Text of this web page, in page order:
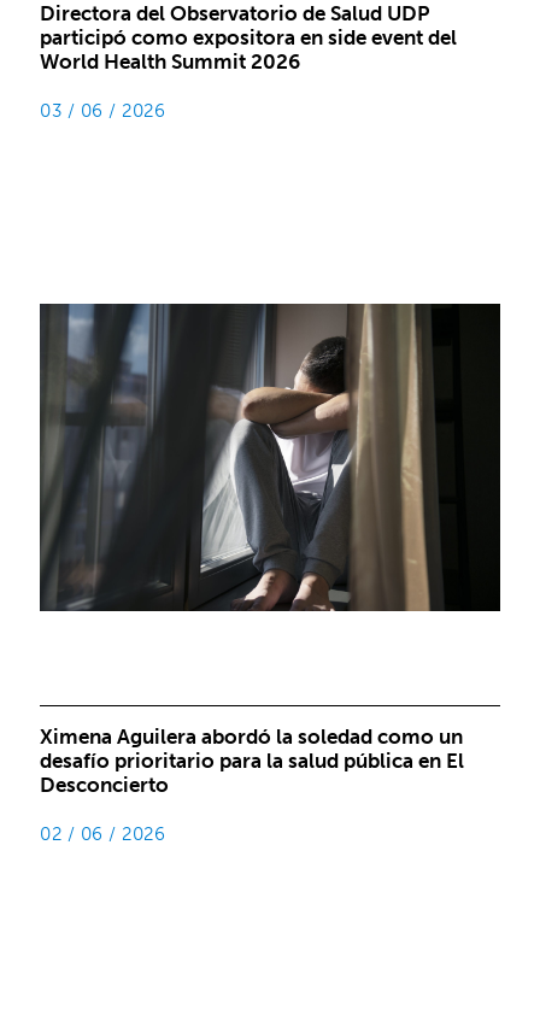
Directora del Observatorio de Salud UDP
participó como expositora en side event del
World Health Summit 2026
03 / 06 / 2026
Ximena Aguilera abordó la soledad como un
desafío prioritario para la salud pública en El
Desconcierto
02 / 06 / 2026